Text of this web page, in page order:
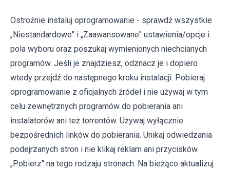
Ostrożnie instaluj oprogramowanie - sprawdź wszystkie
„Niestandardowe" i „Zaawansowane" ustawienia/opcje i
pola wyboru oraz poszukaj wymienionych niechcianych
programów. Jeśli je znajdziesz, odznacz je i dopiero
wtedy przejdź do następnego kroku instalacji. Pobieraj
oprogramowanie z oficjalnych źródeł i nie używaj w tym
celu zewnętrznych programów do pobierania ani
instalatorów ani też torrentów. Używaj wyłącznie
bezpośrednich linków do pobierania. Unikaj odwiedzania
podejrzanych stron i nie klikaj reklam ani przycisków
„Pobierz" na tego rodzaju stronach. Na bieżąco aktualizuj